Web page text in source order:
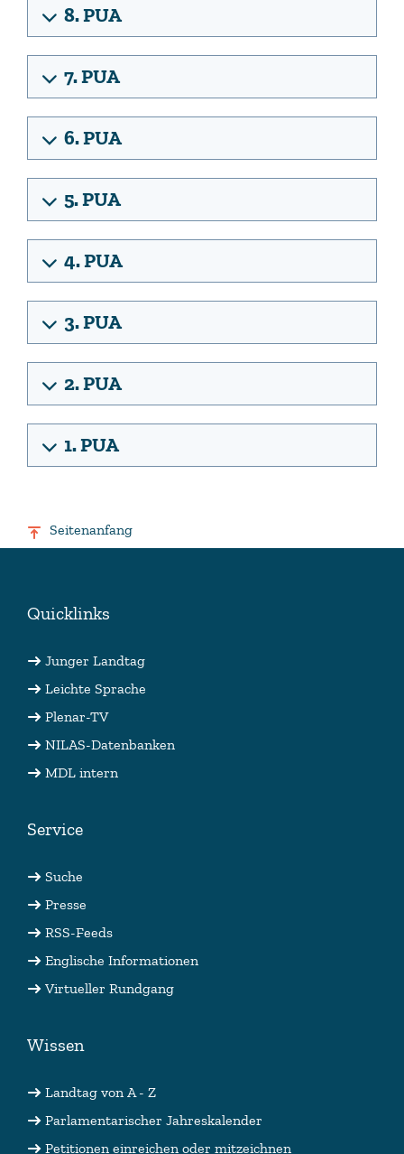
8. PUA
7. PUA
6. PUA
5. PUA
4. PUA
3. PUA
2. PUA
1. PUA
Seitenanfang
Quicklinks
Junger Landtag
Leichte Sprache
Plenar-TV
NILAS-Datenbanken
MDL intern
Service
Suche
Presse
RSS-Feeds
Englische Informationen
Virtueller Rundgang
Wissen
Landtag von A - Z
Parlamentarischer Jahreskalender
Petitionen einreichen oder mitzeichnen